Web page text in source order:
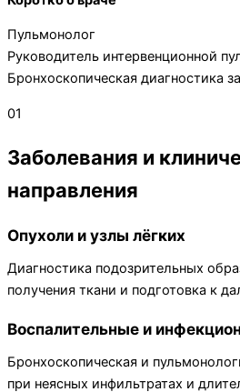
Пульмонолог
Руководитель интервенционной
Бронхоскопическая диагностика
01
Заболевания и
направления
Опухоли и узлы лёгких
Диагностика подозрительных
получения ткани и подготовка к
Воспалительные и
Бронхоскопическая и
при неясных инфильтратах и